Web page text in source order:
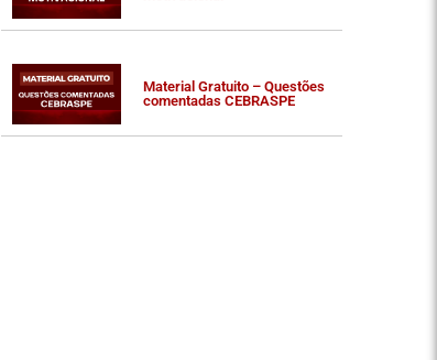
Material Gratuito – Questões
comentadas CEBRASPE